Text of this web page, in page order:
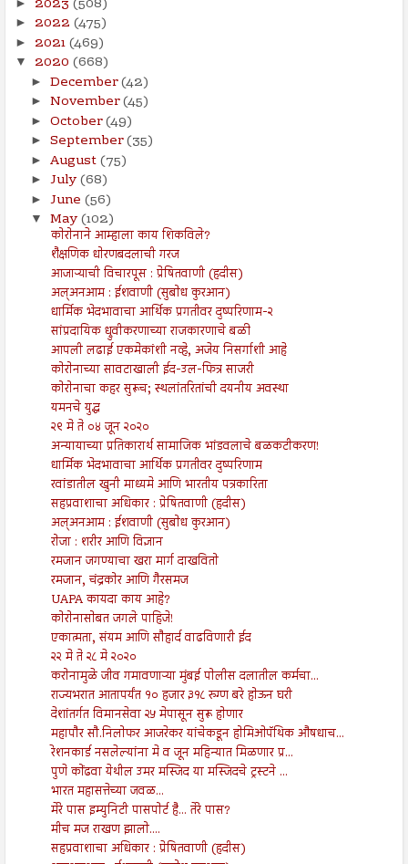
► 2022 (475)
► 2021(469)
▼ 2020 (668)
► December(42)
► November(45)
► October(49)
► September(35)
► August(75)
► July(68)
► June (56)
▼ May(102)
कोरोनाने आम्हाला काय शिकविले?
शैक्षणिक धोरणबदलाची गरज
आजाऱ्याची विचारपूस : प्रेषितवाणी (हदीस)
अल्अनआम : ईशवाणी (सुबोध कुरआन)
धार्मिक भेदभावाचा आर्थिक प्रगतीवर दुष्परिणाम-२
सांप्रदायिक ध्रुवीकरणाच्या राजकारणाचे बळी
आपली लढाई एकमेकांशी नव्हे, अजेय निसर्गाशी आहे
कोरोनाच्या सावटाखाली ईद-उल-फित्र साजरी
कोरोनाचा कहर सुरूच; स्थलांतरितांची दयनीय अवस्था
यमनचे युद्ध
२९ मे ते ०४ जून २०२०
अन्यायाच्या प्रतिकारार्थ सामाजिक भांडवलाचे बळकटीकरण!
धार्मिक भेदभावाचा आर्थिक प्रगतीवर दुष्परिणाम
रवांडातील खुनी माध्यमे आणि भारतीय पत्रकारिता
सहप्रवाशाचा अधिकार : प्रेषितवाणी (हदीस)
अल्अनआम : ईशवाणी (सुबोध कुरआन)
रोजा : शरीर आणि विज्ञान
रमजान जगण्याचा खरा मार्ग दाखवितो
रमजान, चंद्रकोर आणि गैरसमज
UAPA कायदा काय आहे?
कोरोनासोबत जगले पाहिजे!
एकात्मता, संयम आणि सौहार्द वाढविणारी ईद
२२ मे ते २८ मे २०२०
करोनामुळे जीव गमावणाऱ्या मुंबई पोलीस दलातील कर्मचा...
राज्यभरात आतापर्यंत १० हजार ३१८ रुग्ण बरे होऊन घरी
देशांतर्गत विमानसेवा २५ मेपासून सुरू होणार
महापौर सौ.निलोफर आजरेकर यांचेकडून होमिओपॅथिक औषधाच...
रेशनकार्ड नसलेल्यांना मे व जून महिन्यात मिळणार प्र...
पुणे कोंढवा येथील उमर मस्जिद या मस्जिदचे ट्रस्टने ...
भारत महासत्तेच्या जवळ...
मेरे पास इम्युनिटी पासपोर्ट है... तेरे पास?
मीच मज राखण झालो....
सहप्रवाशाचा अधिकार : प्रेषितवाणी (हदीस)